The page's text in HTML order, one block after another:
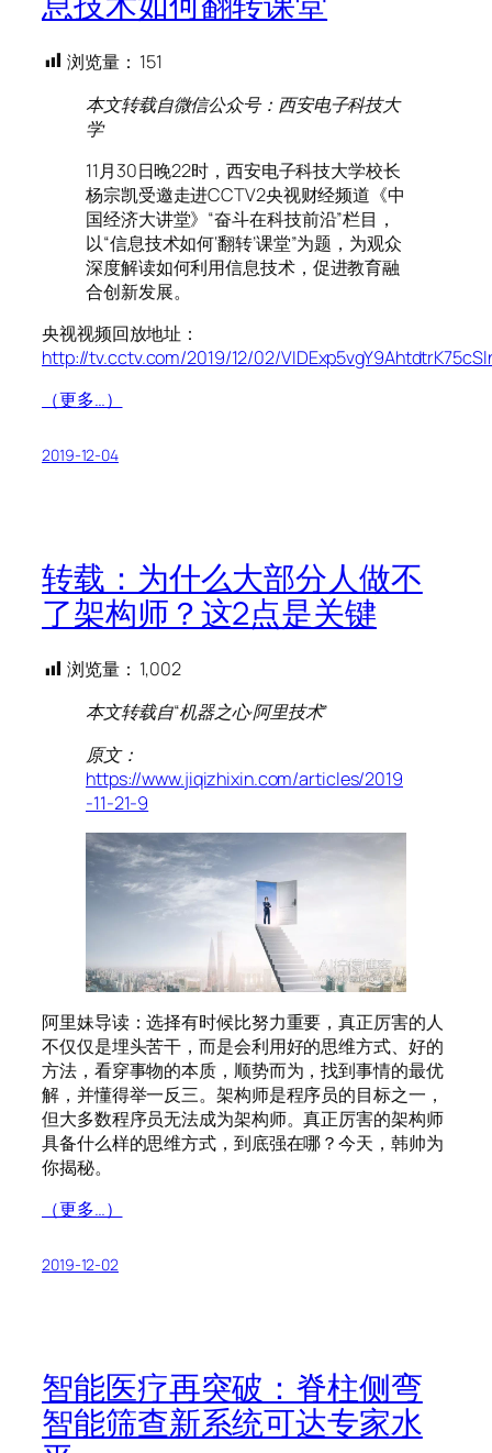
浏览量： 151
本文转载自微信公众号：西安电子科技大
学
11月30日晚22时，西安电子科技大学校长
杨宗凯受邀走进CCTV2央视财经频道《中
国经济大讲堂》“奋斗在科技前沿”栏目，
以“信息技术如何‘翻转’课堂”为题，为观众
深度解读如何利用信息技术，促进教育融
合创新发展。
央视视频回放地址：
http://tv.cctv.com/2019/12/02/
（更多…）
2019-12-04
转载：为什么大部分人做不
了架构师？这2点是关键
浏览量： 1,002
本文转载自“机器之心·阿里技术”
原文：
https://www.jiqizhixin.com/articles/2019
-11-21-9
阿里妹导读：选择有时候比努力重要，真正厉害的人
不仅仅是埋头苦干，而是会利用好的思维方式、好的
方法，看穿事物的本质，顺势而为，找到事情的最优
解，并懂得举一反三。架构师是程序员的目标之一，
但大多数程序员无法成为架构师。真正厉害的架构师
具备什么样的思维方式，到底强在哪？今天，韩帅为
你揭秘。
（更多…）
2019-12-02
智能医疗再突破：脊柱侧弯
智能筛查新系统可达专家水